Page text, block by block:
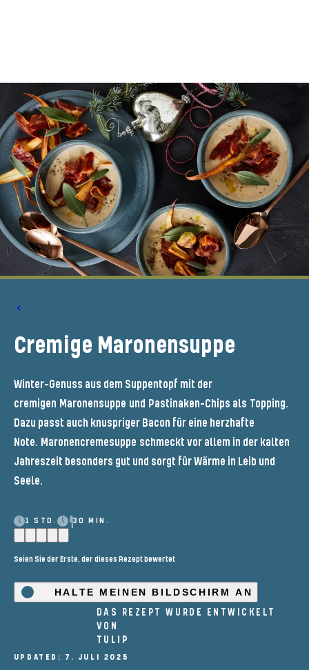
Cremige Maronensuppe
Winter-Genuss aus dem Suppentopf mit der
cremigen Maronensuppe und Pastinaken-Chips als Topping.
Dazu passt auch knuspriger Bacon für eine herzhafte
Note. Maronencremesuppe schmeckt vor allem in der kalten
Jahreszeit besonders gut und sorgt für Wärme in Leib und
Seele.
1 STD. 30 MIN.
Seien Sie der Erste, der dieses Rezept bewertet
HALTE MEINEN BILDSCHIRM AN
DAS REZEPT WURDE ENTWICKELT
VON
TULIP
UPDATED: 7. JULI 2025